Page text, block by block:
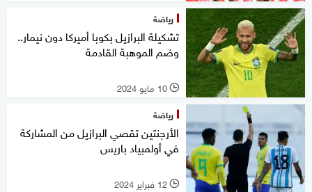
رياضة
تشكيلة البرازيل بكوبا أميركا دون نيمار..
وضم الموهبة القادمة
l 10 مايو 2024
رياضة
الأرجنتين تقصي البرازيل من المشاركة
في أولمبياد باريس
l 12 فبراير 2024